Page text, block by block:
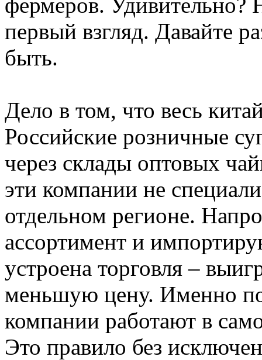
первый взгляд. Давайте
быть.
Дело в том, что весь
Российские розничные
через склады оптовых
эти компании не
отдельном регионе.
ассортимент и
устроена торговля –
меньшую цену. Именно
компании работают в
Это правило без